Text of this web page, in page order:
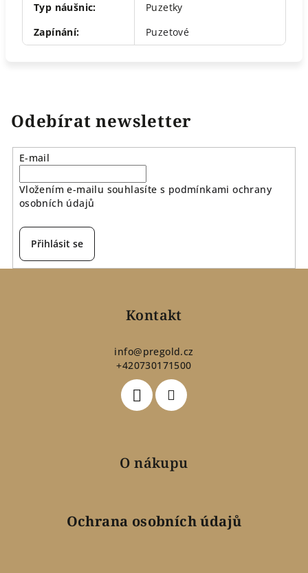
Typ náušnic:
Puzetky
Zapínání: Puzetové
Odebírat newsletter
E-mail
Vložením e-mailu souhlasíte s podmínkami ochrany
osobních údajů
Přihlásit se
Kontakt
info@pregold.cz
+420730171500
O nákupu
Ochrana osobních údajů